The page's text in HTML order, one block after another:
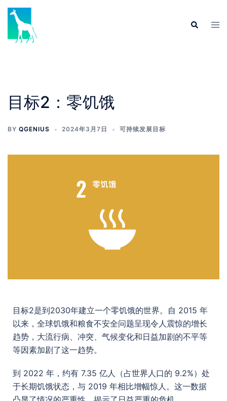
目标2：零饥饿
BY QGENIUS 2024年3月7日 可持续发展目标
目标2是到2030年建立一个零饥饿的世界。自 2015 年
以来，全球饥饿和粮食不安全问题呈现令人震惊的增长
趋势，大流行病、冲突、气候变化和日益加剧的不平等
等因素加剧了这一趋势。
到 2022 年，约有 7.35 亿人（占世界人口的 9.2%）处
于长期饥饿状态，与 2019 年相比增幅惊人。这一数据